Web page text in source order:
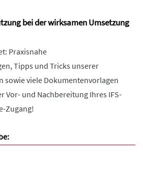
bei der wirksamen Umsetzung
Praxisnahe
Tipps und Tricks unserer
sowie viele Dokumentenvorlagen
Vor- und Nachbereitung Ihres IFS-
Zugang!